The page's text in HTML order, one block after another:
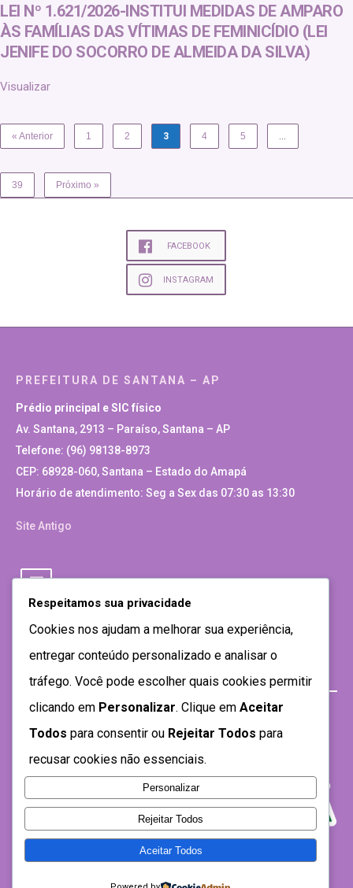
LEI Nº 1.621/2026-INSTITUI MEDIDAS DE AMPARO
ÀS FAMÍLIAS DAS VÍTIMAS DE FEMINICÍDIO (LEI
JENIFE DO SOCORRO DE ALMEIDA DA SILVA)
Visualizar
« Anterior 1 2 3 4 5
39 Próximo »
FACEBOOK
INSTAGRAM
PREFEITURA DE SANTANA – AP
Prédio principal e SIC físico
Av. Santana, 2913 – Paraíso, Santana – AP
Telefone: (96) 98138-8973
CEP: 68928-060, Santana – Estado do Amapá
Horário de atendimento: Seg a Sex das 07:30 as 13:30
Site Antigo
Respeitamos sua privacidade
Cookies nos ajudam a melhorar sua experiência,
entregar conteúdo personalizado e analisar o
tráfego. Você pode escolher quais cookies permitir
clicando em Personalizar. Clique em Aceitar
Todos para consentir ou Rejeitar Todos para
recusar cookies não essenciais.
Personalizar
Rejeitar Todos
Aceitar Todos